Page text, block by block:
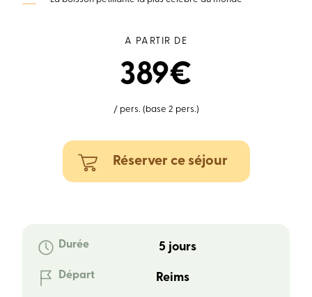
A PARTIR DE
389€
/ pers. (base 2 pers.)
Réserver ce séjour
Durée 5 jours
Départ Reims